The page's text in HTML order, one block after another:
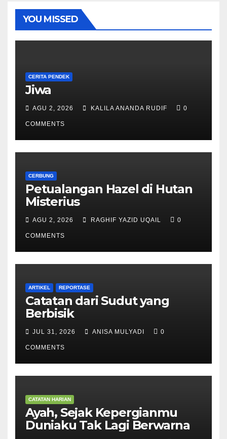
YOU MISSED
CERITA PENDEK
Jiwa
AGU 2, 2026 KALILA ANANDA RUDIF 0
COMMENTS
CERBUNG
Petualangan Hazel di Hutan
Misterius
AGU 2, 2026 RAGHIF YAZID UQAIL 0
COMMENTS
ARTIKEL REPORTASE
Catatan dari Sudut yang
Berbisik
JUL 31, 2026 ANISA MULYADI 0
COMMENTS
CATATAN HARIAN
Ayah, Sejak Kepergianmu
Duniaku Tak Lagi Berwarna